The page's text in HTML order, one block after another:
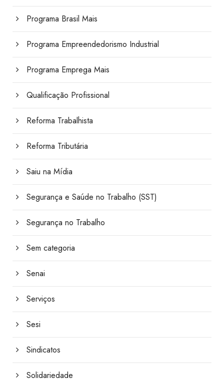
Programa Brasil Mais
Programa Empreendedorismo Industrial
Programa Emprega Mais
Qualificação Profissional
Reforma Trabalhista
Reforma Tributária
Saiu na Mídia
Segurança e Saúde no Trabalho (SST)
Segurança no Trabalho
Sem categoria
Senai
Serviços
Sesi
Sindicatos
Solidariedade